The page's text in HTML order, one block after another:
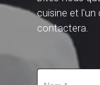
cuisine et l'un
contactera.